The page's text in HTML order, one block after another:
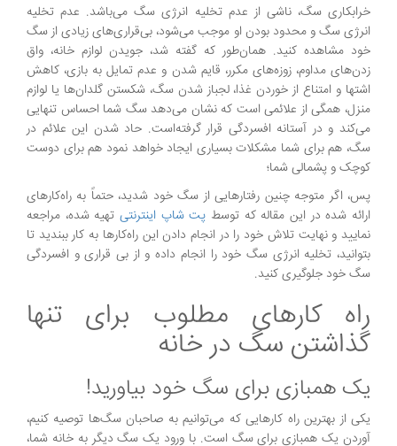
خرابکاری سگ، ناشی از عدم تخلیه انرژی سگ می‌باشد. عدم تخلیه
انرژی سگ و محدود بودن او موجب می‌شود، بی‌قراری‌های زیادی از سگ
خود مشاهده کنید. همان‌طور که گفته شد، جویدن لوازم خانه، واق
زدن‌های مداوم، زوزه‌های مکرر، قایم شدن و عدم تمایل به بازی، کاهش
اشتها و امتناع از خوردن غذا، لجباز شدن سگ، شکستن گلدان‌ها یا لوازم
منزل، همگی از علائمی است که نشان می‌دهد سگ شما احساس تنهایی
می‌کند و در آستانه افسردگی قرار گرفته‌است. حاد شدن این علائم در
سگ، هم برای شما مشکلات بسیاری ایجاد خواهد نمود هم برای دوست
کوچک و پشمالی شما؛
پس، اگر متوجه چنین رفتارهایی از سگ خود شدید، حتماً به راه‌کارهای
ارائه شده در این مقاله که توسط پت شاپ اینترنتی تهیه شده، مراجعه
نمایید و نهایت تلاش خود را در انجام دادن این راه‌کارها به کار ببندید تا
بتوانید، تخلیه انرژی سگ خود را انجام داده و از بی قراری و افسردگی
سگ خود جلوگیری کنید.
راه کارهای مطلوب برای تنها
گذاشتن سگ در خانه
یک همبازی برای سگ خود بیاورید!
یکی از بهترین راه کارهایی که می‌توانیم به صاحبان سگ‌ها توصیه کنیم،
آوردن یک همبازی برای سگ است. با ورود یک سگ دیگر به خانه شما،